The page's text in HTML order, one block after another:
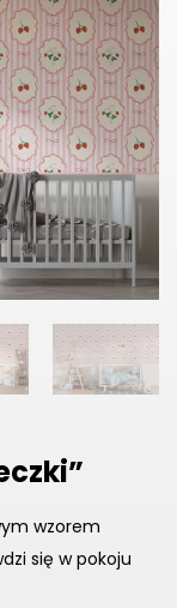
wzorem
się w pokoju